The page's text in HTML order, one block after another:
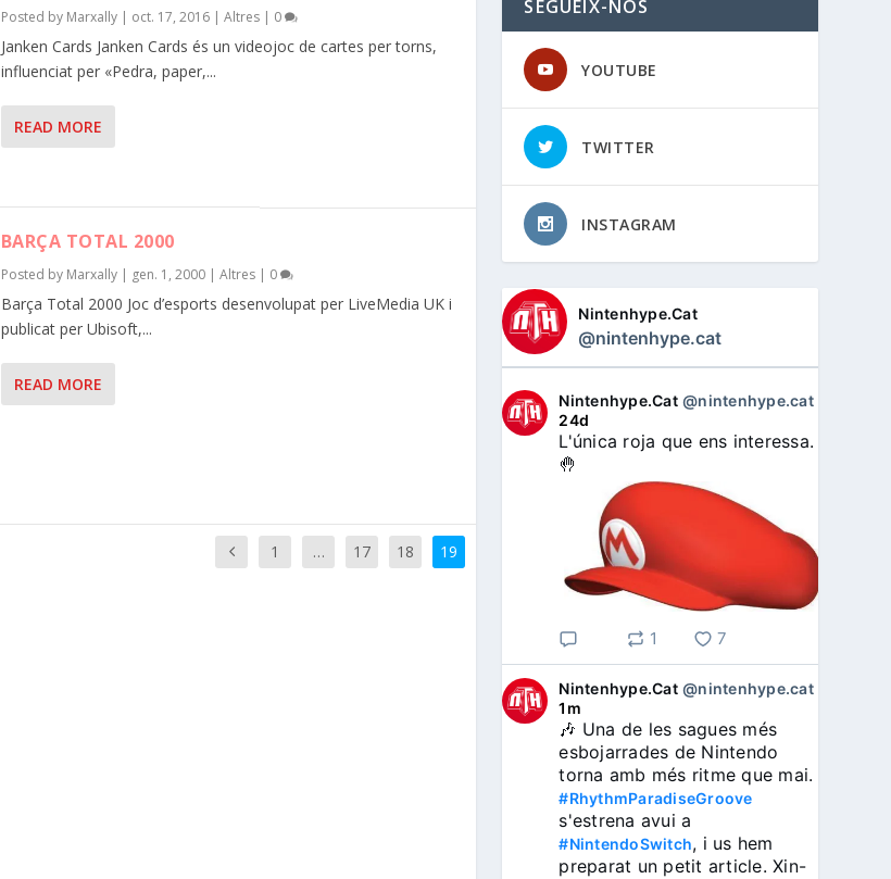
Posted by Marxally| oct. 17, 2016| Altres| 0
Janken Cards Janken Cards és un videojoc de cartes per torns,
influenciat per «Pedra, paper,...
READ MORE
BARÇA TOTAL 2000
Posted by Marxally| gen. 1, 2000| Altres| 0
Barça Total 2000 Joc d’esports desenvolupat per LiveMedia UK i
publicat per Ubisoft,...
READ MORE
1 … 17 18 19
SEGUEIX-NOS
YOUTUBE
TWITTER
INSTAGRAM
Nintenhype.Cat
@nintenhype.cat
Nintenhype.Cat @nintenhype.cat⋅
24d
L'única roja que ens interessa.
🤚
1 7
Nintenhype.Cat @nintenhype.cat⋅
1m
🎶 Una de les sagues més
esbojarrades de Nintendo
#RhythmParadiseGroove
#NintendoSwitch, i us hem
preparat un petit article. Xin-